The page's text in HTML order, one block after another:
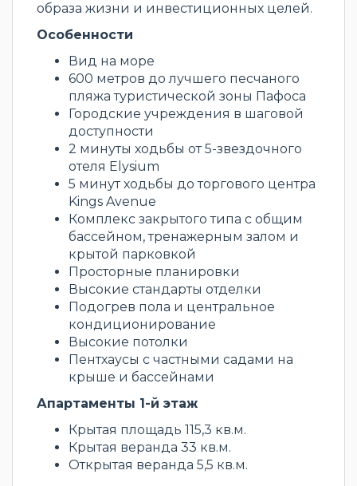
образа жизни и инвестиционных целей.
Особенности
Вид на море
600 метров до лучшего песчаного
пляжа туристической зоны Пафоса
Городские учреждения в шаговой
доступности
2 минуты ходьбы от 5-звездочного
отеля Elysium
5 минут ходьбы до торгового центра
Kings Avenue
Комплекс закрытого типа с общим
бассейном, тренажерным залом и
крытой парковкой
Просторные планировки
Высокие стандарты отделки
Подогрев пола и центральное
кондиционирование
Высокие потолки
Пентхаусы с частными садами на
крыше и бассейнами
Апартаменты 1-й этаж
Крытая площадь 115,3 кв.м.
Крытая веранда 33 кв.м.
Открытая веранда 5,5 кв.м.